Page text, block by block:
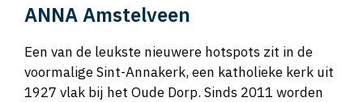
ANNA Amstelveen
Een van de leukste nieuwere hotspots zit in de
voormalige Sint-Annakerk, een katholieke kerk uit
1927 vlak bij het Oude Dorp. Sinds 2011 worden